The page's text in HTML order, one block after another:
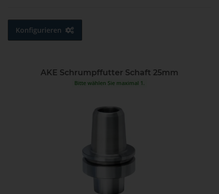
Konfigurieren
AKE Schrumpffutter Schaft 25mm
Bitte wählen Sie maximal 1.